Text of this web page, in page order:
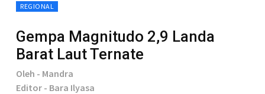
REGIONAL
Gempa Magnitudo 2,9 Landa
Barat Laut Ternate
Oleh - Mandra
Editor - Bara Ilyasa